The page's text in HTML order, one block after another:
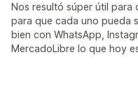
Nos resultó súper útil
para que cada uno pueda
bien con WhatsApp,
MercadoLibre lo que hoy